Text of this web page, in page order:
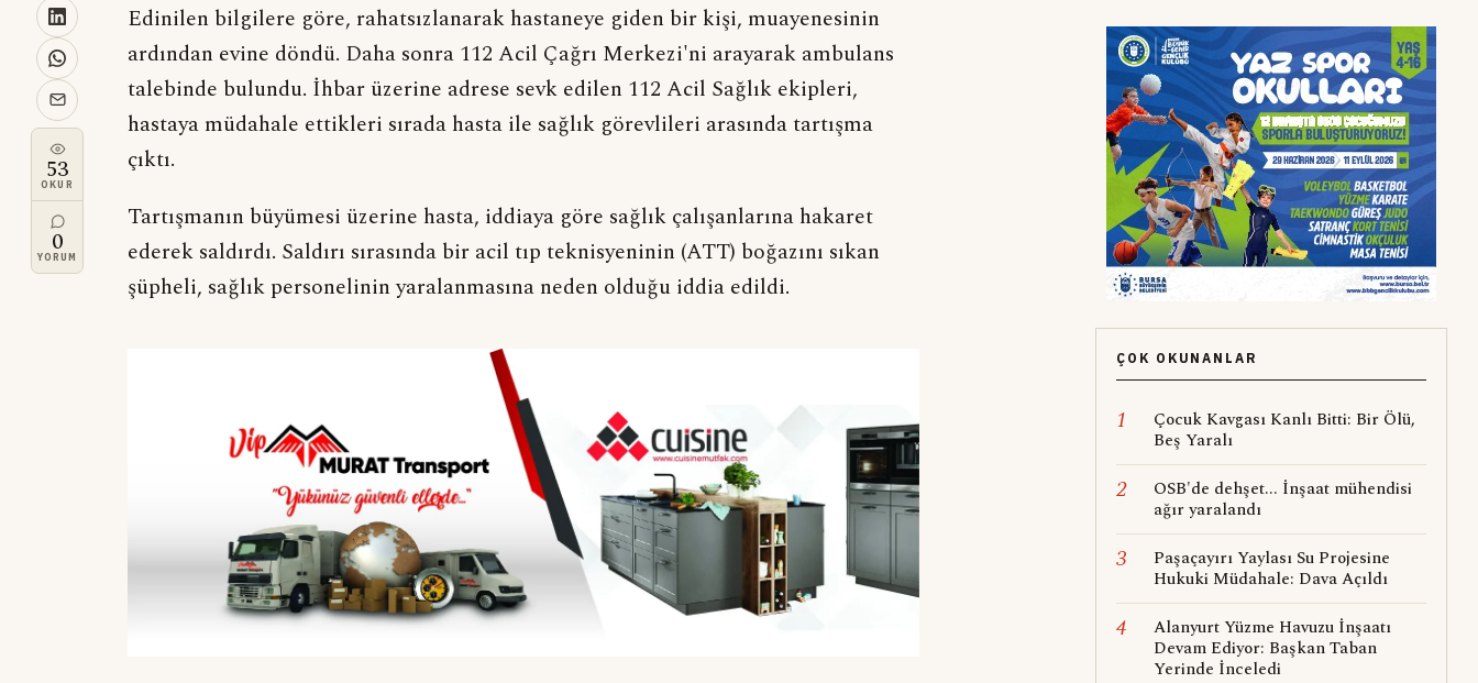
53
OKUR
0
YORUM
Edinilen bilgilere göre, rahatsızlanarak hastaneye giden bir kişi, muayenesinin
ardından evine döndü. Daha sonra 112 Acil Çağrı Merkezi'ni arayarak ambulans
talebinde bulundu. İhbar üzerine adrese sevk edilen 112 Acil Sağlık ekipleri,
hastaya müdahale ettikleri sırada hasta ile sağlık görevlileri arasında tartışma
çıktı.
Tartışmanın büyümesi üzerine hasta, iddiaya göre sağlık çalışanlarına hakaret
ederek saldırdı. Saldırı sırasında bir acil tıp teknisyeninin (ATT) boğazını sıkan
şüpheli, sağlık personelinin yaralanmasına neden olduğu iddia edildi.
ÇOK OKUNANLAR
1
Çocuk Kavgası Kanlı Bitti: Bir Ölü,
Beş Yaralı
2
OSB'de dehşet... İnşaat mühendisi
ağır yaralandı
3
Paşaçayırı Yaylası Su Projesine
Hukuki Müdahale: Dava Açıldı
4
Alanyurt Yüzme Havuzu İnşaatı
Devam Ediyor: Başkan Taban
Yerinde İnceledi